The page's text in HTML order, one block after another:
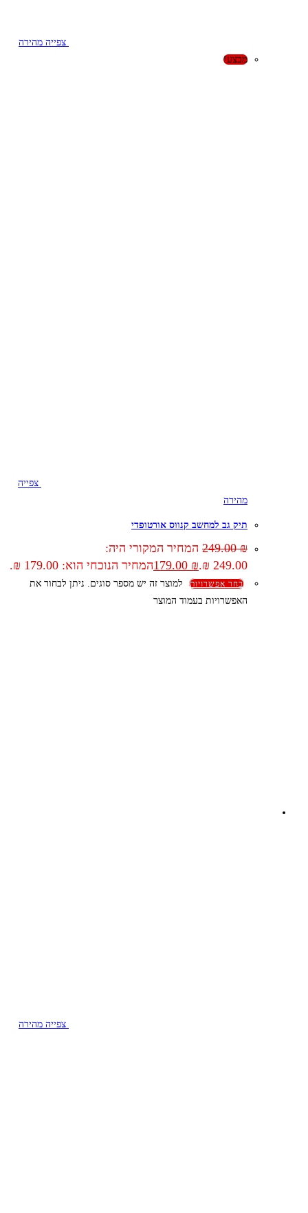
צפייה מהירה
מבצע!
צפייה
מהירה
תיק גב למחשב קנווס אורטופדי
249.00₪
המחיר המקורי היה:
249.00 ₪.
179.00 ₪ המחיר הנוכחי הוא: 179.00 ₪.
בחר אפשרויות
למוצר זה יש מספר סוגים. ניתן לבחור את
האפשרויות בעמוד המוצר
צפייה מהירה